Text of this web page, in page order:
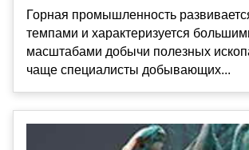
Горная промышленность
темпами и характеризуется
масштабами добычи полезных
чаще специалисты добывающих...